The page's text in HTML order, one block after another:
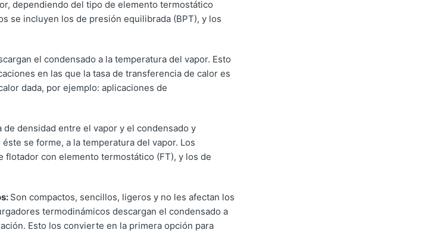
dependiendo del tipo de elemento termostático
se incluyen los de presión equilibrada (BPT), y los
el condensado a la temperatura del vapor. Esto
en las que la tasa de transferencia de calor es
dada, por ejemplo: aplicaciones de
densidad entre el vapor y el condensado y
se forme, a la temperatura del vapor. Los
con elemento termostático (FT), y los de
Son compactos, sencillos, ligeros y no les afectan los
termodinámicos descargan el condensado a
Esto los convierte en la primera opción para